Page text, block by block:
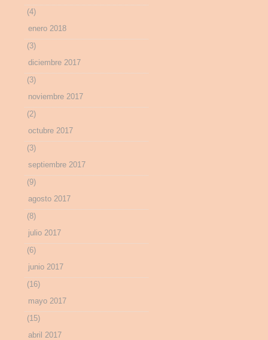
(4)
enero 2018
(3)
diciembre 2017
(3)
noviembre 2017
(2)
octubre 2017
(3)
septiembre 2017
(9)
agosto 2017
(8)
julio 2017
(6)
junio 2017
(16)
mayo 2017
(15)
abril 2017